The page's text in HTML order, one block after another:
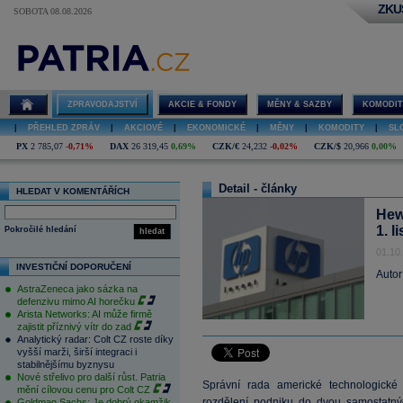
SOBOTA 08.08.2026
ZPRAVODAJSTVÍ AKCIE & FONDY MĚNY & SAZBY
PŘEHLED ZPRÁV AKCIOVÉ EKONOMICKÉ MĚNY KOMODITY
PX 2 785,07 -0,71% DAX 26 319,45 0,69% CZK/€ 24,232 -0,02% CZK/$ 20,966 0,00%
HLEDAT V KOMENTÁŘÍCH
hledat
Pokročilé hledání
INVESTIČNÍ DOPORUČENÍ
AstraZeneca jako sázka na
defenzivu mimo AI horečku
Arista Networks: AI může firmě
zajistit příznivý vítr do zad
Analytický radar: Colt CZ roste díky
vyšší marži, širší integraci i
stabilnějšímu byznysu
Nové střelivo pro další růst. Patria
mění cílovou cenu pro Colt CZ
Detail - články
1.
Správní rada americké